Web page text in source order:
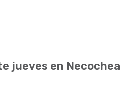
jueves en Necochea